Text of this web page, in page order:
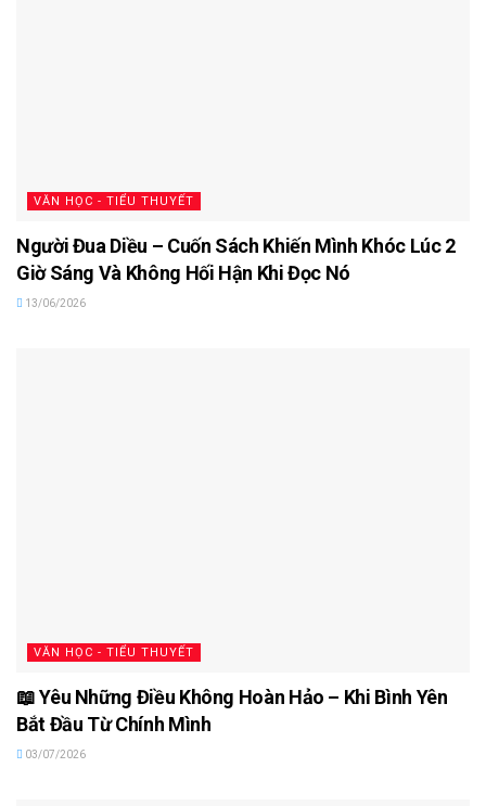
VĂN HỌC - TIỂU THUYẾT
Người Đua Diều – Cuốn Sách Khiến Mình Khóc Lúc 2
Giờ Sáng Và Không Hối Hận Khi Đọc Nó
13/06/2026
VĂN HỌC - TIỂU THUYẾT
📖 Yêu Những Điều Không Hoàn Hảo – Khi Bình Yên
Bắt Đầu Từ Chính Mình
03/07/2026